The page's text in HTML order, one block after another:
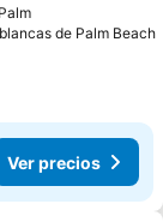
de Palm Beach
Ver precios